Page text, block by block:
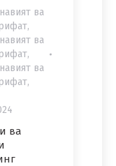
ва
,
ва
,
ва
,
ва